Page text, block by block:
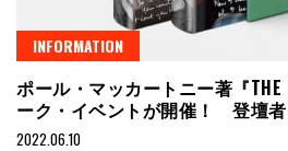
INFORMATION
ポール・マッカートニー著『THE
ーク・イベントが開催！ 登壇者
2022.06.10